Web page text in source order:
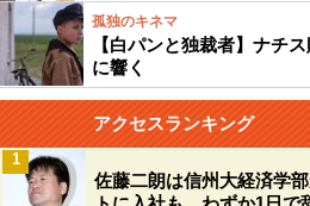
孤独のキネマ
【白パンと独裁者】ナチ
に響く
アクセスランキング
佐藤二朗は信州大経済学
1